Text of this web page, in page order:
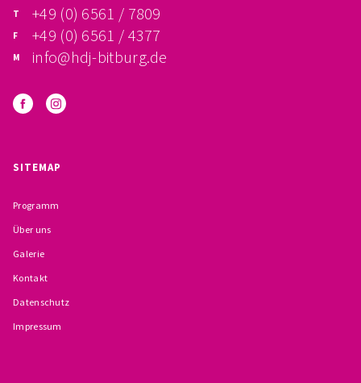
BESCHWERDEMÖGLICHKEITEN
PRÄVENTION IM BISTUM TRIER
+49 (0) 6561 / 7809
+49 (0) 6561 / 4377
info@hdj-bitburg.de
SITEMAP
Programm
Über uns
Galerie
Kontakt
Datenschutz
Impressum